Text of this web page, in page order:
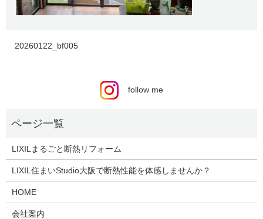
20260122_bf005
follow me
LIXILまるごと断熱リフォーム
LIXIL住まいStudio大阪で断熱性能を体感しませんか？
HOME
会社案内